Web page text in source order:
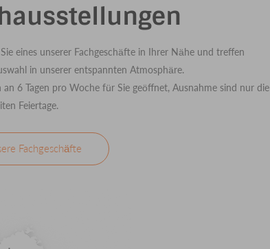
eines unserer Fachgeschäfte in Ihrer Nähe und treffen
in unserer entspannten Atmosphäre.
an 6 Tagen pro Woche für Sie geöffnet, Ausnahme sind nur die
Feiertage.
Fachgeschäfte